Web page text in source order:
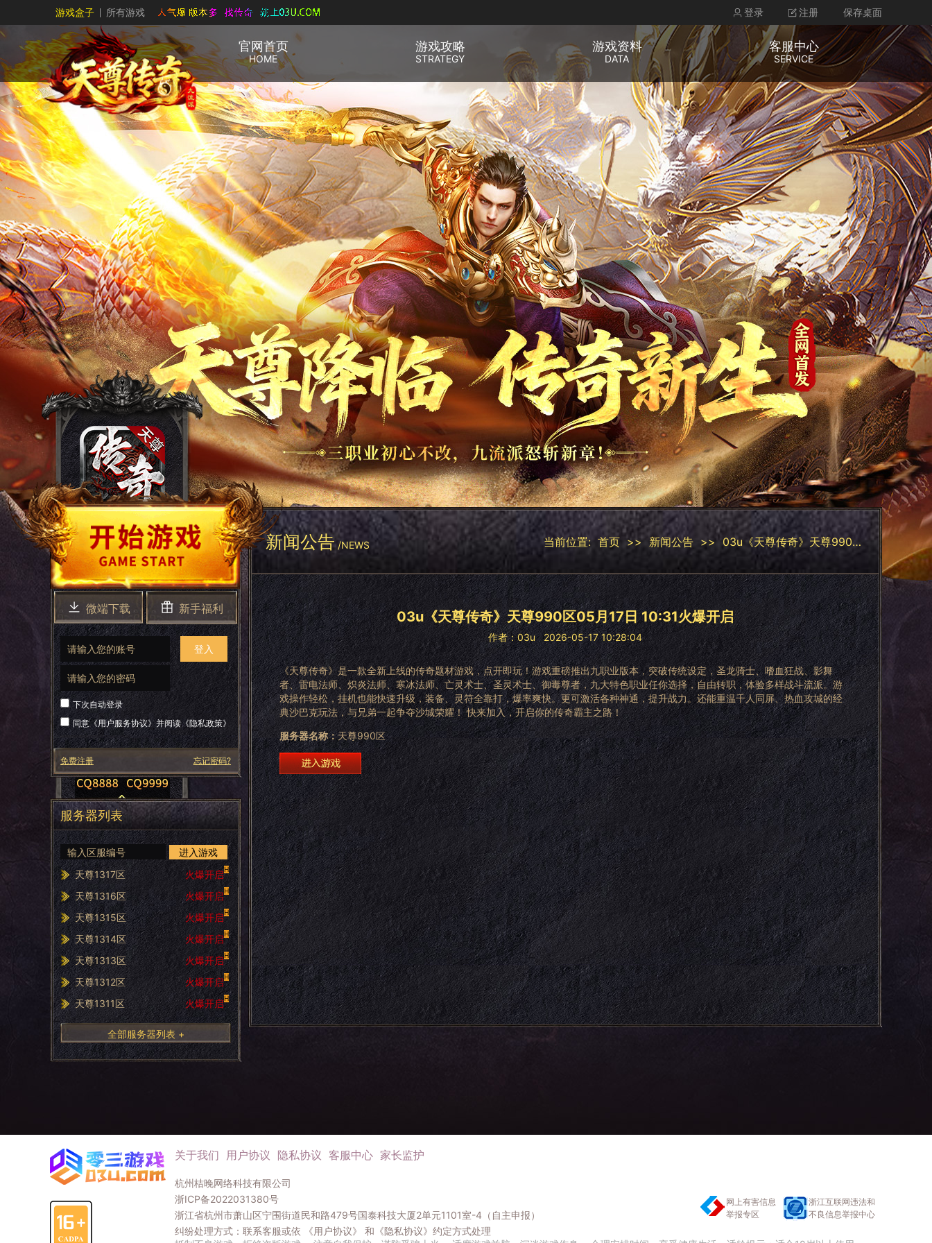
游戏盒子 所有游戏 登录 注册 保存桌面
官网首页
HOME
游戏攻略
STRATEGY
游戏资料
DATA
客服中心
SERVICE
微端下载 新手福利
登入
下次自动登录
同意《用户服务协议》并阅读《隐私政策》
免费注册 忘记密码?
服务器列表
进入游戏
天尊1317区
火爆开启H
天尊1316区 火爆开启H
天尊1315区 火爆开启H
天尊1314区 火爆开启H
天尊1313区 火爆开启H
天尊1312区 火爆开启H
天尊1311区 火爆开启H
全部服务器列表 +
新闻公告/NEWS 当前位置: 首页 >> 新闻公告 >> 03u《天尊传奇》天尊990区05月17日 10:31火爆开启
03u《天尊传奇》天尊990区05月17日 10:31火爆开启
作者：03u 2026-05-17 10:28:04
《天尊传奇》是一款全新上线的传奇题材游戏，点开即玩！游戏重磅推出九职业版本，突破传统设定，圣龙骑士、嗜血狂战、影舞
者、雷电法师、炽炎法师、寒冰法师、亡灵术士、圣灵术士、御毒尊者，九大特色职业任你选择，自由转职，体验多样战斗流派。游
戏操作轻松，挂机也能快速升级，装备、灵符全靠打，爆率爽快。更可激活各种神通，提升战力。还能重温千人同屏、热血攻城的经
典沙巴克玩法，与兄弟一起争夺沙城荣耀！ 快来加入，开启你的传奇霸主之路！
服务器名称：天尊990区
关于我们 用户协议 隐私协议 客服中心 家长监护
杭州桔晚网络科技有限公司
浙ICP备2022031380号
浙江省杭州市萧山区宁围街道民和路479号国泰科技大厦2单元1101室-4（自主申报）
纠纷处理方式：联系客服或依
《用户协议》 和 《隐私协议》 约定方式处理
网上有害信息
举报专区
浙江互联网违法和
不良信息举报中心